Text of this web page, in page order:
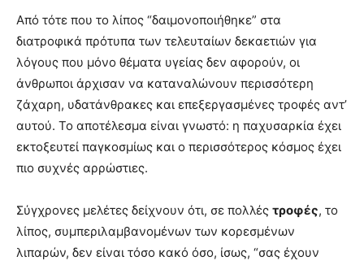
Από τότε που το λίπος “δαιμονοποιήθηκε” στα
διατροφικά πρότυπα των τελευταίων δεκαετιών για
λόγους που μόνο θέματα υγείας δεν αφορούν, οι
άνθρωποι άρχισαν να καταναλώνουν περισσότερη
ζάχαρη, υδατάνθρακες και επεξεργασμένες τροφές αντ’
αυτού. Το αποτέλεσμα είναι γνωστό: η παχυσαρκία έχει
εκτοξευτεί παγκοσμίως και ο περισσότερος κόσμος έχει
πιο συχνές αρρώστιες.
Σύγχρονες μελέτες δείχνουν ότι, σε πολλές τροφές, το
λίπος, συμπεριλαμβανομένων των κορεσμένων
λιπαρών, δεν είναι τόσο κακό όσο, ίσως, “σας έχουν